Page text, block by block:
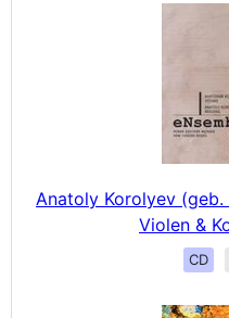
Anatoly Korolyev
Violen &
CD